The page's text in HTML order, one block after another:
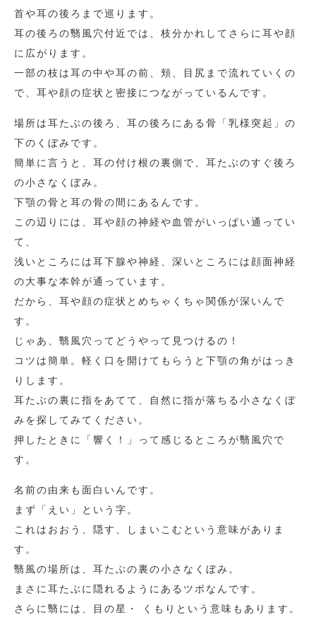
首や耳の後ろまで巡ります。
耳の後ろの翳風穴付近では、枝分かれしてさらに耳や顔
に広がります。
一部の枝は耳の中や耳の前、頬、目尻まで流れていくの
で、耳や顔の症状と密接につながっているんです。
場所は耳たぶの後ろ、耳の後ろにある骨「乳様突起」の
下のくぼみです。
簡単に言うと、耳の付け根の裏側で、耳たぶのすぐ後ろ
の小さなくぼみ。
下顎の骨と耳の骨の間にあるんです。
この辺りには、耳や顔の神経や血管がいっぱい通ってい
て、
浅いところには耳下腺や神経、深いところには顔面神経
の大事な本幹が通っています。
だから、耳や顔の症状とめちゃくちゃ関係が深いんで
す。
じゃあ、翳風穴ってどうやって見つけるの！
コツは簡単。軽く口を開けてもらうと下顎の角がはっき
りします。
耳たぶの裏に指をあてて、自然に指が落ちる小さなくぼ
みを探してみてください。
押したときに「響く！」って感じるところが翳風穴で
す。
名前の由来も面白いんです。
まず「えい」という字。
これはおおう、隠す、しまいこむという意味がありま
す。
翳風の場所は、耳たぶの裏の小さなくぼみ。
まさに耳たぶに隠れるようにあるツボなんです。
さらに翳には、目の星・ くもりという意味もあります。